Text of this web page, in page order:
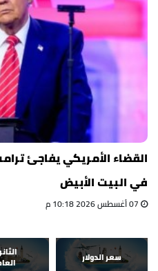
القضاء الأمريكي يفاجئ
في البيت الأبيض
سعر الدولار